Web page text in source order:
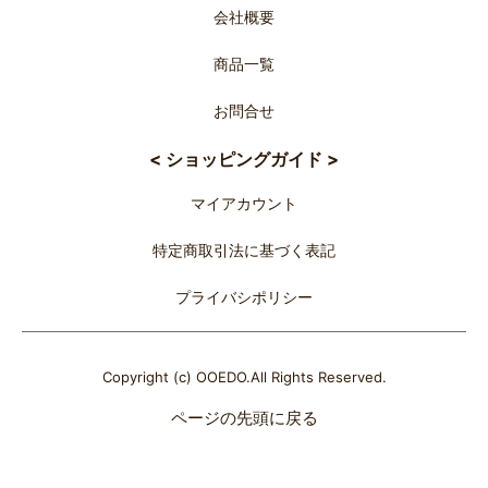
会社概要
商品一覧
お問合せ
< ショッピングガイド >
マイアカウント
特定商取引法に基づく表記
プライバシポリシー
Copyright (c) OOEDO.All Rights Reserved.
ページの先頭に戻る